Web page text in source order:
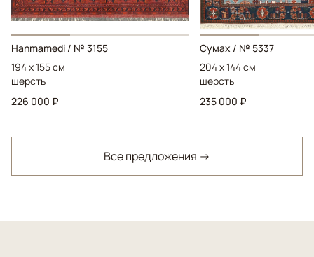
Hanmamedi / № 3155
194 x 155 см
шерсть
226 000 ₽
Сумах / № 5337
204 x 144 см
шерсть
235 000 ₽
Все предложения →